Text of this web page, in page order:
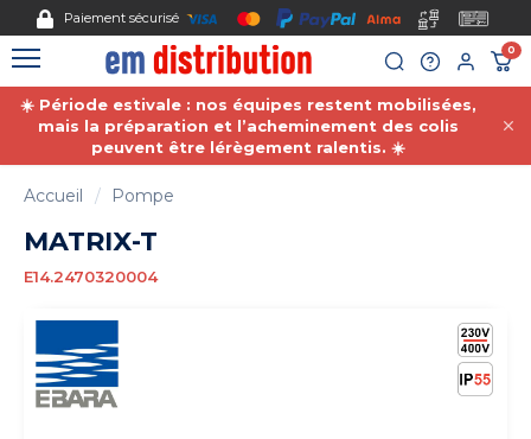
Paiement sécurisé
0
☀️ Période estivale : nos équipes restent mobilisées,
mais la préparation et l’acheminement des colis
peuvent être lérègement ralentis. ☀️
Accueil Pompe
MATRIX-T
E14.2470320004
Gestion des cookies